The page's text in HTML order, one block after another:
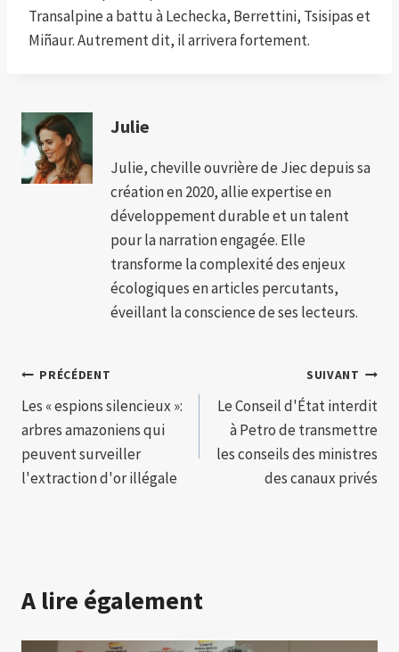
Transalpine a battu à Lechecka, Berrettini, Tsisipas et
Miñaur. Autrement dit, il arrivera fortement.
Julie
Julie, cheville ouvrière de Jiec depuis sa
création en 2020, allie expertise en
développement durable et un talent
pour la narration engagée. Elle
transforme la complexité des enjeux
écologiques en articles percutants,
éveillant la conscience de ses lecteurs.
Navigation
de
l’article
PRÉCÉDENT
Les « espions silencieux »:
arbres amazoniens qui
peuvent surveiller
l'extraction d'or illégale
SUIVANT
Le Conseil d'État interdit
à Petro de transmettre
les conseils des ministres
des canaux privés
A lire également